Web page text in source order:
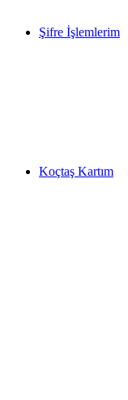
Şifre İşlemlerim
Koçtaş Kartım